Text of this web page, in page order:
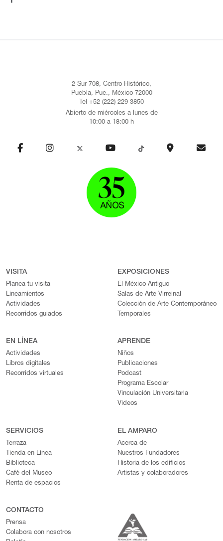
principalmente en dos temas: el autorretrato de pareja y el cómo
Actualizado: 25 de marzo de 2023
2 Sur 708, Centro Histórico,
Puebla, Pue., México 72000
Tel +52 (222) 229 3850
Abierto de miércoles a lunes de
10:00 a 18:00 h
VISITA
Planea tu visita
Lineamientos
Actividades
Recorridos guiados
EXPOSICIONES
El México Antiguo
Salas de Arte Virreinal
Colección de Arte Contemporáneo
Temporales
EN LÍNEA
Actividades
Libros digitales
Recorridos virtuales
APRENDE
Niños
Publicaciones
Podcast
Programa Escolar
Vinculación Universitaria
Videos
SERVICIOS
Terraza
Tienda en Línea
Biblioteca
Café del Museo
Renta de espacios
EL AMPARO
Acerca de
Nuestros Fundadores
Historia de los edificios
Artistas y colaboradores
CONTACTO
Prensa
Colabora con nosotros